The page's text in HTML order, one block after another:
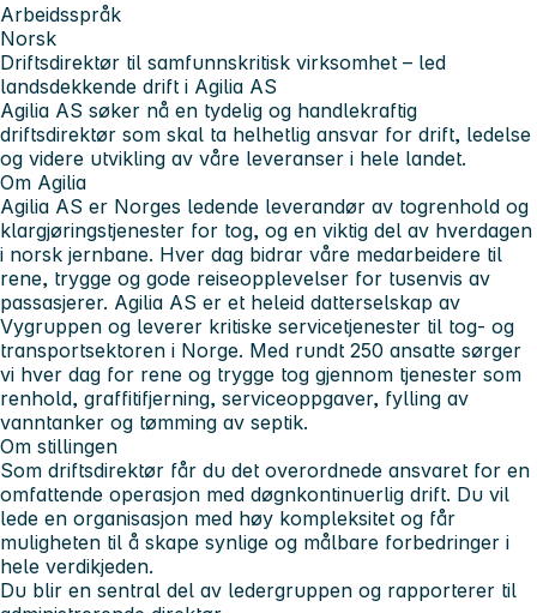
Arbeidsspråk
Norsk
Driftsdirektør til samfunnskritisk virksomhet – led
landsdekkende drift i Agilia AS
Agilia AS søker nå en tydelig og handlekraftig
driftsdirektør som skal ta helhetlig ansvar for drift, ledelse
og videre utvikling av våre leveranser i hele landet.
Om Agilia
Agilia AS er Norges ledende leverandør av togrenhold og
klargjøringstjenester for tog, og en viktig del av hverdagen
i norsk jernbane. Hver dag bidrar våre medarbeidere til
rene, trygge og gode reiseopplevelser for tusenvis av
passasjerer. Agilia AS er et heleid datterselskap av
Vygruppen og leverer kritiske servicetjenester til tog- og
transportsektoren i Norge. Med rundt 250 ansatte sørger
vi hver dag for rene og trygge tog gjennom tjenester som
renhold, graffitifjerning, serviceoppgaver, fylling av
vanntanker og tømming av septik.
Om stillingen
Som driftsdirektør får du det overordnede ansvaret for en
omfattende operasjon med døgnkontinuerlig drift. Du vil
lede en organisasjon med høy kompleksitet og får
muligheten til å skape synlige og målbare forbedringer i
hele verdikjeden.
Du blir en sentral del av ledergruppen og rapporterer til